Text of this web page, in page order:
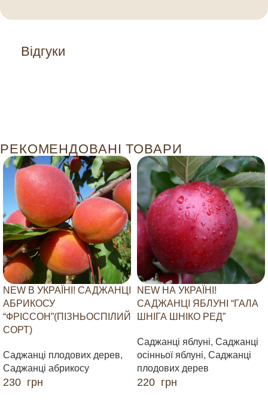
Відгуки
РЕКОМЕНДОВАНІ ТОВАРИ
NEW В УКРАЇНІ! САДЖАНЦІ
АБРИКОСУ
“ФРІССОН”(ПІЗНЬОСПІЛИЙ
СОРТ)
Саджанці плодових дерев,
Саджанці абрикосу
230 грн
NEW НА УКРАЇНІ!
САДЖАНЦІ ЯБЛУНІ “ГАЛА
ШНІГА ШНІКО РЕД”
Саджанці яблуні, Саджанці
осінньої яблуні, Саджанці
плодових дерев
220 грн